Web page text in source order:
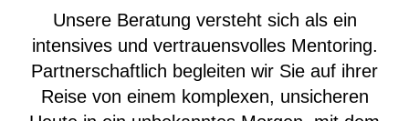
Unsere Beratung versteht sich als ein
intensives und vertrauensvolles Mentoring.
Partnerschaftlich begleiten wir Sie auf ihrer
Reise von einem komplexen, unsicheren